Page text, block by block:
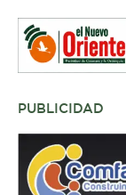
PUBLICIDAD